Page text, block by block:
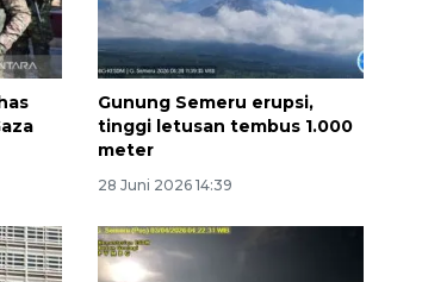
Gunung Semeru erupsi,
tinggi letusan tembus 1.000
meter
28 Juni 2026 14:39
160 ribu sambungan baru
jaringan gas 2026